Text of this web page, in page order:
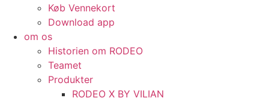
Køb Vennekort
Download app
om os
Historien om RODEO
Teamet
Produkter
RODEO X BY VILIAN